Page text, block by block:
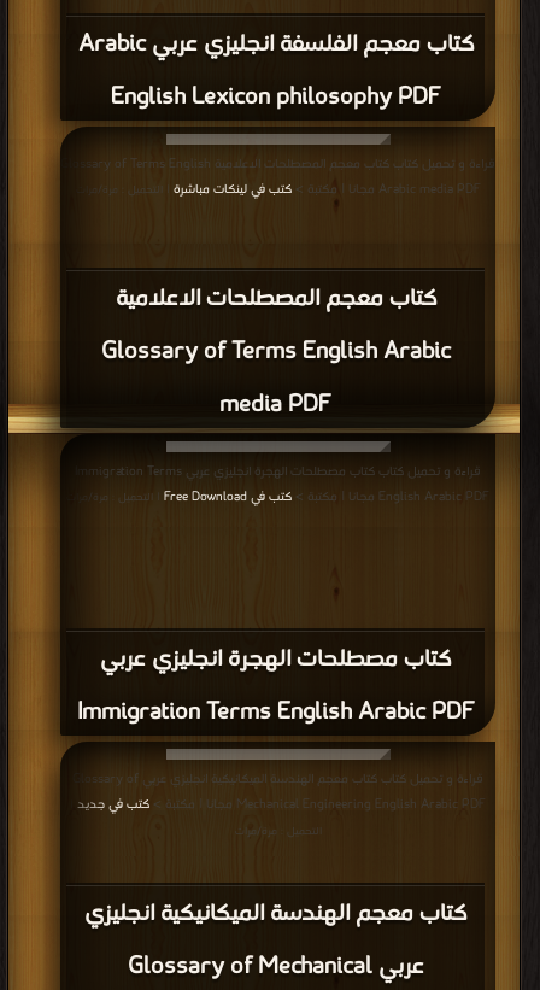
كتاب معجم الفلسفة انجليزي عربي Arabic
English Lexicon philosophy PDF
كتاب معجم المصطلحات الاعلامية
Glossary of Terms English Arabic
media PDF
قراءة و تحميل كتاب كتاب معجم المصطلحات الاعلامية Glossary of Terms English
Arabic media PDF مجانا | مكتبة >
كتب في لينكات مباشرة | التحميل : مرة/مرات
كتاب مصطلحات الهجرة انجليزي عربي
Immigration Terms English Arabic PDF
قراءة و تحميل كتاب كتاب مصطلحات الهجرة انجليزي عربي Immigration Terms
English Arabic PDF مجانا | مكتبة >
كتب في Free Download | التحميل : مرة/مرات
كتاب معجم الهندسة الميكانيكية انجليزي
عربي Glossary of Mechanical
قراءة و تحميل كتاب كتاب معجم الهندسة الميكانيكية انجليزي عربي Glossary of
Mechanical Engineering English Arabic PDF مجانا | مكتبة >
كتب في جديد
التحميل : مرة/مرات